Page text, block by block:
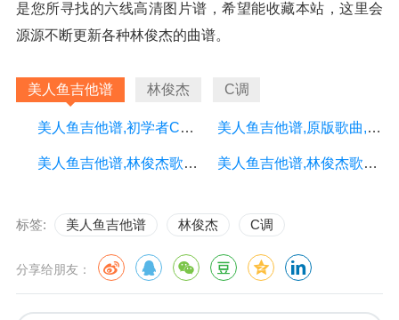
是您所寻找的六线高清图片谱，希望能收藏本站，这里会
源源不断更新各种林俊杰的曲谱。
美人鱼吉他谱 林俊杰 C调
美人鱼吉他谱,初学者C调入门版,高音教编配,林俊杰版 美人鱼吉他谱,原版歌曲,简单C调弹唱教学,六线谱指弹简谱图
美人鱼吉他谱,林俊杰歌曲,C调指弹简谱,4张教学六线谱 美人鱼吉他谱,林俊杰歌曲,C调高清图,中难度六线简谱
标签: 美人鱼吉他谱 林俊杰 C调
分享给朋友：